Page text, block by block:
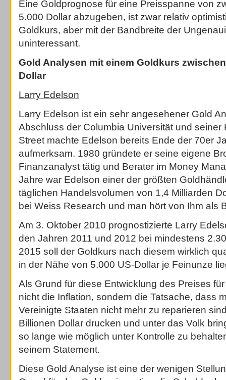
Eine Goldprognose für eine Preisspanne von
5.000 Dollar abzugeben, ist zwar relativ
Goldkurs, aber mit der Bandbreite der
uninteressant.
Gold Analysen mit einem Goldkurs
Dollar
Larry Edelson
Larry Edelson ist ein sehr angesehener Gold
Abschluss der Columbia Universität und seiner
Street machte Edelson bereits Ende der 70er
aufmerksam. 1980 gründete er seine eigene
Finanzanalyst tätig und Berater im Money
Jahre war Edelson einer der größten
täglichen Handelsvolumen von 1,4 Milliarden
bei Weiss Research und man hört von Ihm als
Am 3. Oktober 2010 prognostizierte Larry
den Jahren 2011 und 2012 bei mindestens
2015 soll der Goldkurs nach diesem wirklich
in der Nähe von 5.000 US-Dollar je Feinunze
Als Grund für diese Entwicklung des Preises
nicht die Inflation, sondern die Tatsache, dass
Vereinigte Staaten nicht mehr zu reparieren
Billionen Dollar drucken und unter das Volk
so lange wie möglich unter Kontrolle zu
seinem Statement.
Diese Gold Analyse ist eine der wenigen